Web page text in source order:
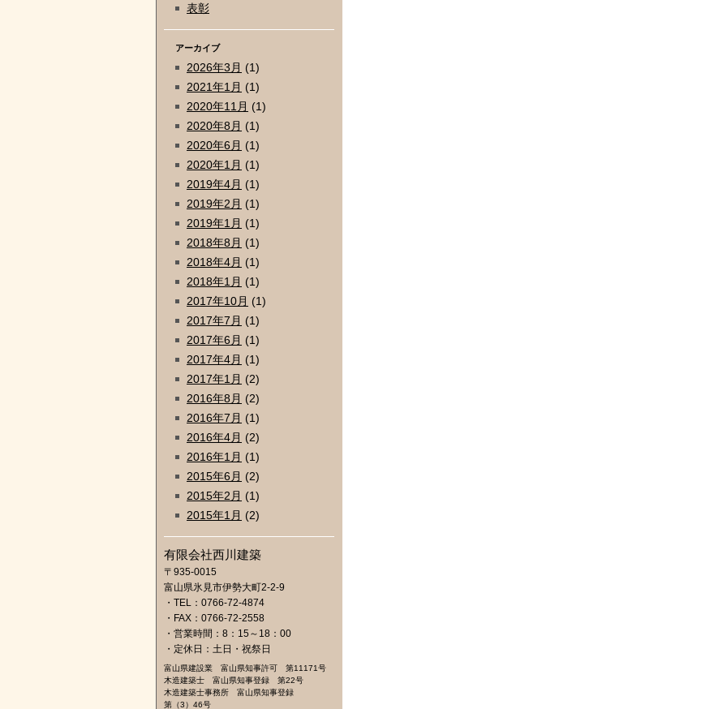
表彰
アーカイブ
2026年3月 (1)
2021年1月 (1)
2020年11月 (1)
2020年8月 (1)
2020年6月 (1)
2020年1月 (1)
2019年4月 (1)
2019年2月 (1)
2019年1月 (1)
2018年8月 (1)
2018年4月 (1)
2018年1月 (1)
2017年10月 (1)
2017年7月 (1)
2017年6月 (1)
2017年4月 (1)
2017年1月 (2)
2016年8月 (2)
2016年7月 (1)
2016年4月 (2)
2016年1月 (1)
2015年6月 (2)
2015年2月 (1)
2015年1月 (2)
有限会社西川建築
〒935-0015
富山県氷見市伊勢大町2-2-9
・TEL：0766-72-4874
・FAX：0766-72-2558
・営業時間：8：15～18：00
・定休日：土日・祝祭日
富山県建設業 富山県知事許可 第11171号
木造建築士 富山県知事登録 第22号
木造建築士事務所 富山県知事登録
第（3）46号